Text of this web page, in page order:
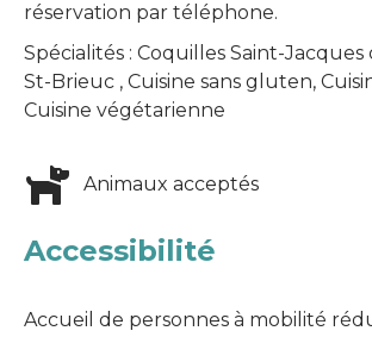
réservation par téléphone.
Spécialités : Coquilles Saint-Jacques
St-Brieuc , Cuisine sans gluten,
Cuisine végétarienne
Animaux acceptés
Accessibilité
Accueil de personnes à mobilité